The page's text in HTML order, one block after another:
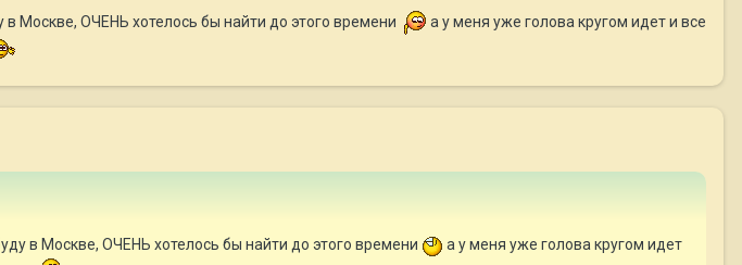
Москве, ОЧЕНЬ хотелось бы найти до этого времени
а у меня уже голова кругом идет и все
в Москве, ОЧЕНЬ хотелось бы найти до этого времени
а у меня уже голова кругом идет